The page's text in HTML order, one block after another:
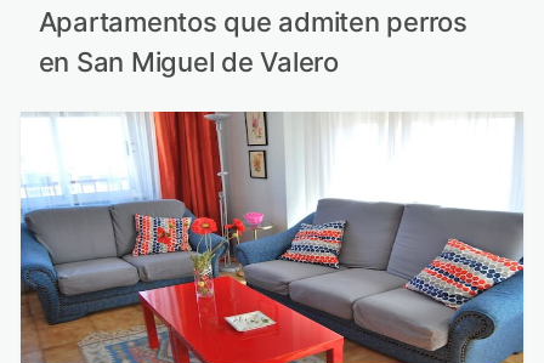
Apartamentos que admiten perros
en San Miguel de Valero